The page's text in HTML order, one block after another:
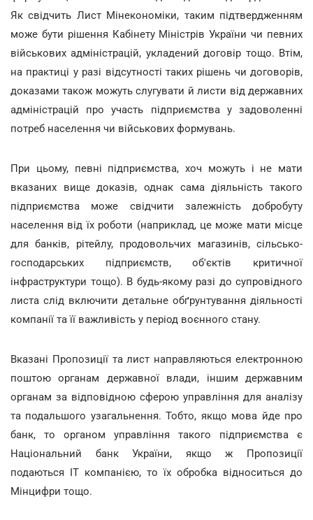
Як свідчить Лист Мінекономіки, таким підтвердженням
може бути рішення Кабінету Міністрів України чи певних
військових адміністрацій, укладений договір тощо. Втім,
на практиці у разі відсутності таких рішень чи договорів,
доказами також можуть слугувати й листи від державних
адміністрацій про участь підприємства у задоволенні
потреб населення чи військових формувань.
При цьому, певні підприємства, хоч можуть і не мати
вказаних вище доказів, однак сама діяльність такого
підприємства може свідчити залежність добробуту
населення від їх роботи (наприклад, це може мати місце
для банків, рітейлу, продовольчих магазинів, сільсько-
господарських підприємств, об'єктів критичної
інфраструктури тощо). В будь-якому разі до супровідного
листа слід включити детальне обґрунтування діяльності
компанії та її важливість у період воєнного стану.
Вказані Пропозиції та лист направляються електронною
поштою органам державної влади, іншим державним
органам за відповідною сферою управління для аналізу
та подальшого узагальнення. Тобто, якщо мова йде про
банк, то органом управління такого підприємства є
Національний банк України, якщо ж Пропозиції
подаються ІТ компанією, то їх обробка відноситься до
Мінцифри тощо.